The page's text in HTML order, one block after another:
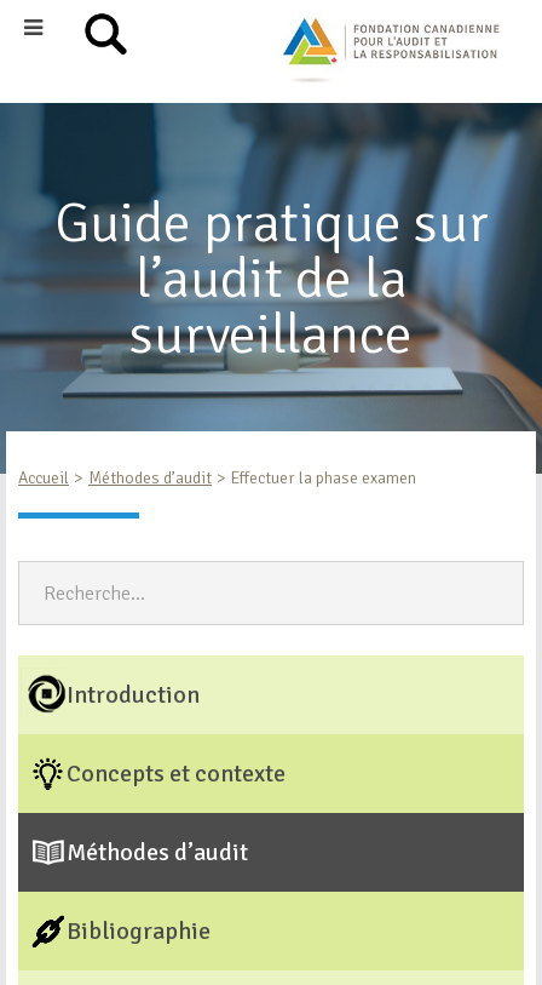
Guide pratique sur
l’audit de la
surveillance
Accueil Méthodes d’audit Effectuer la phase examen
Introduction
Concepts et contexte
Méthodes d’audit
Bibliographie